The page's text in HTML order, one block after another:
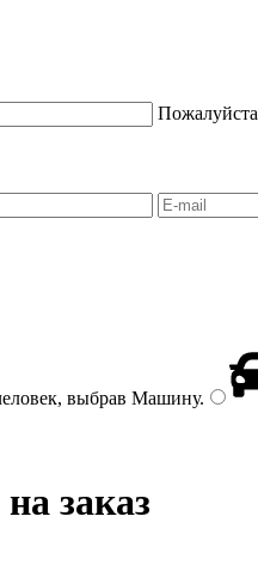
выбрав Машину.
заказ